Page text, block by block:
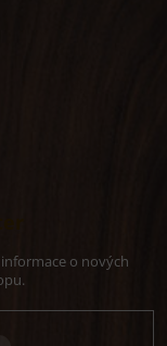
o nových